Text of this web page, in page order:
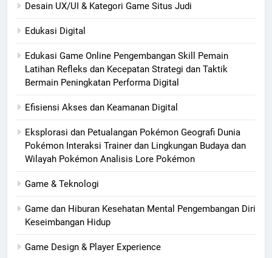
Desain UX/UI & Kategori Game Situs Judi
Edukasi Digital
Edukasi Game Online Pengembangan Skill Pemain
Latihan Refleks dan Kecepatan Strategi dan Taktik
Bermain Peningkatan Performa Digital
Efisiensi Akses dan Keamanan Digital
Eksplorasi dan Petualangan Pokémon Geografi Dunia
Pokémon Interaksi Trainer dan Lingkungan Budaya dan
Wilayah Pokémon Analisis Lore Pokémon
Game & Teknologi
Game dan Hiburan Kesehatan Mental Pengembangan Diri
Keseimbangan Hidup
Game Design & Player Experience